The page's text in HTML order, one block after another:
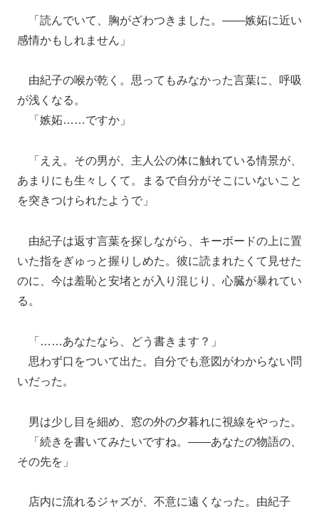
「読んでいて、胸がざわつきました。――嫉妬に近い
感情かもしれません」
由紀子の喉が乾く。思ってもみなかった言葉に、呼吸
が浅くなる。
「嫉妬……ですか」
「ええ。その男が、主人公の体に触れている情景が、
あまりにも生々しくて。まるで自分がそこにいないこと
を突きつけられたようで」
由紀子は返す言葉を探しながら、キーボードの上に置
いた指をぎゅっと握りしめた。彼に読まれたくて見せた
のに、今は羞恥と安堵とが入り混じり、心臓が暴れてい
る。
「……あなたなら、どう書きます？」
思わず口をついて出た。自分でも意図がわからない問
いだった。
男は少し目を細め、窓の外の夕暮れに視線をやった。
「続きを書いてみたいですね。――あなたの物語の、
その先を」
店内に流れるジャズが、不意に遠くなった。由紀子